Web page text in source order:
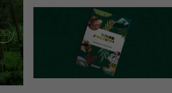
forma consistente e sólida, mesmo diante
de cenários desafiadores.